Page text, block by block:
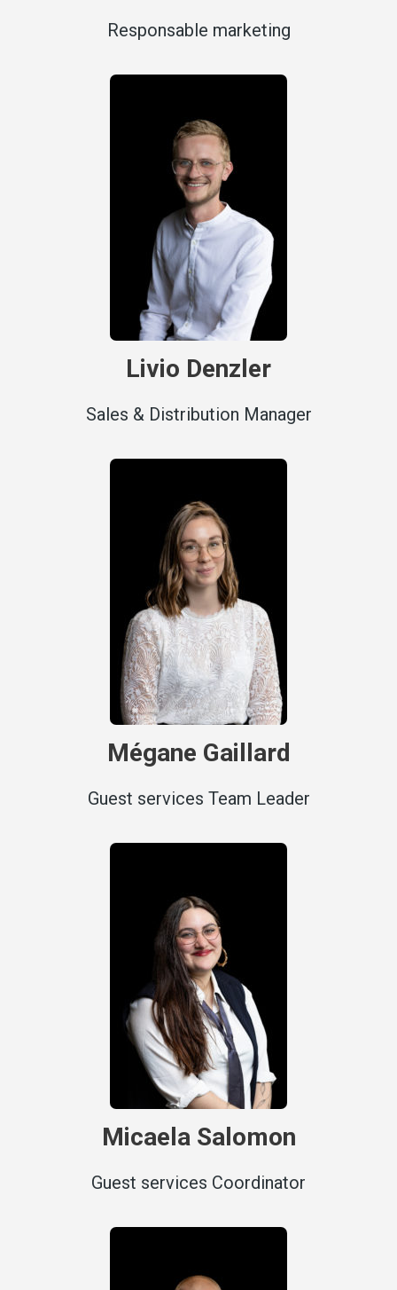
Responsable marketing
Livio Denzler
Sales & Distribution Manager
Mégane Gaillard
Guest services Team Leader
Micaela Salomon
Guest services Coordinator